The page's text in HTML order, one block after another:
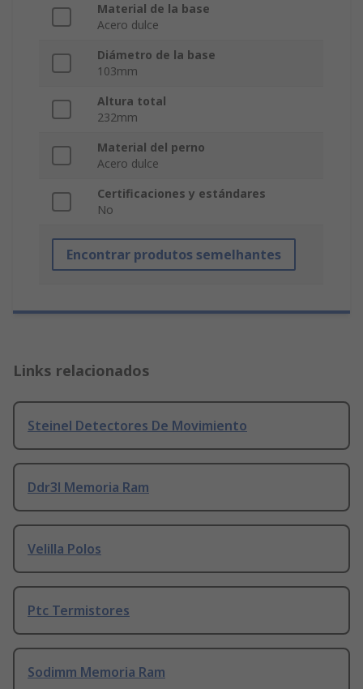
Material de la base
Acero dulce
Diámetro de la base
103mm
Altura total
232mm
Material del perno
Acero dulce
Certificaciones y estándares
No
Encontrar produtos semelhantes
Links relacionados
Steinel Detectores De Movimiento
Ddr3l Memoria Ram
Velilla Polos
Ptc Termistores
Sodimm Memoria Ram